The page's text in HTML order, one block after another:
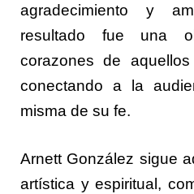
agradecimiento y
resultado fue una
corazones de
conectando a la
misma de su fe.
Arnett González sigue
artística y espiritual,